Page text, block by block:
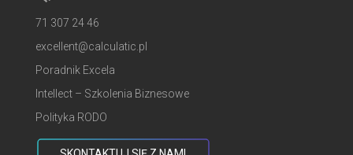
71 307 24 46
excellent@calculatic.pl
Poradnik Excela
Intellect – Szkolenia Biznesowe
Polityka RODO